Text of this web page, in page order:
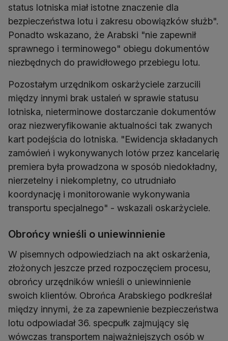
status lotniska miał istotne znaczenie dla
bezpieczeństwa lotu i zakresu obowiązków służb".
Ponadto wskazano, że Arabski "nie zapewnił
sprawnego i terminowego" obiegu dokumentów
niezbędnych do prawidłowego przebiegu lotu.
Pozostałym urzędnikom oskarżyciele zarzucili
między innymi brak ustaleń w sprawie statusu
lotniska, nieterminowe dostarczanie dokumentów
oraz niezweryfikowanie aktualności tak zwanych
kart podejścia do lotniska. "Ewidencja składanych
zamówień i wykonywanych lotów przez kancelarię
premiera była prowadzona w sposób niedokładny,
nierzetelny i niekompletny, co utrudniało
koordynację i monitorowanie wykonywania
transportu specjalnego" - wskazali oskarżyciele.
Obrońcy wnieśli o uniewinnienie
W pisemnych odpowiedziach na akt oskarżenia,
złożonych jeszcze przed rozpoczęciem procesu,
obrońcy urzędników wnieśli o uniewinnienie
swoich klientów. Obrońca Arabskiego podkreślał
między innymi, że za zapewnienie bezpieczeństwa
lotu odpowiadał 36. specpułk zajmujący się
wówczas transportem najważniejszych osób w